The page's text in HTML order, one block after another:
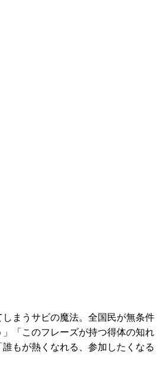
しまうサビの魔法。全国民が無条件
「このフレーズが持つ得体の知れ
もが熱くなれる、参加したくなる